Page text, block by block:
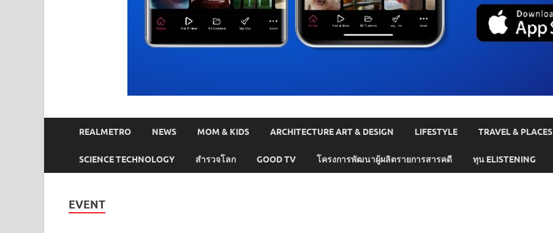
REALMETRO NEWS MOM & KIDS ARCHITECTURE ART & DESIGN LIFESTYLE TRAVEL & PLACES
SCIENCE TECHNOLOGY สำรวจโลก GOOD TV โครงการพัฒนาผู้ผลิตรายการสารคดี ทุน ELISTENING
EVENT